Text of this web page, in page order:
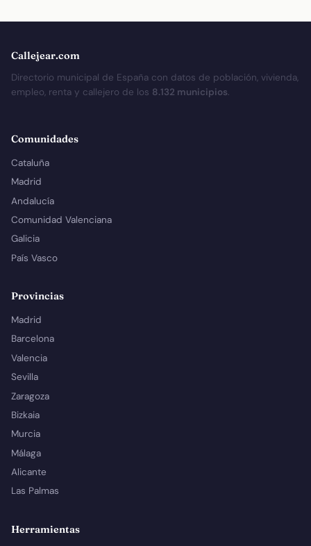
Callejear.com
Directorio municipal de España con datos de población, vivienda,
empleo, renta y callejero de los 8.132 municipios.
Comunidades
Cataluña
Madrid
Andalucía
Comunidad Valenciana
Galicia
País Vasco
Provincias
Madrid
Barcelona
Valencia
Sevilla
Zaragoza
Bizkaia
Murcia
Málaga
Alicante
Las Palmas
Herramientas